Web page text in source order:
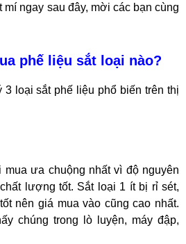
ngay sau đây, mời các bạn cùng
phế liệu sắt loại nào?
3 loại sắt phế liệu phổ biến trên thị
ưa chuộng nhất vì độ nguyên
lượng tốt. Sắt loại 1 ít bị rỉ sét,
nên giá mua vào cũng cao nhất.
chúng trong lò luyện, máy đập,